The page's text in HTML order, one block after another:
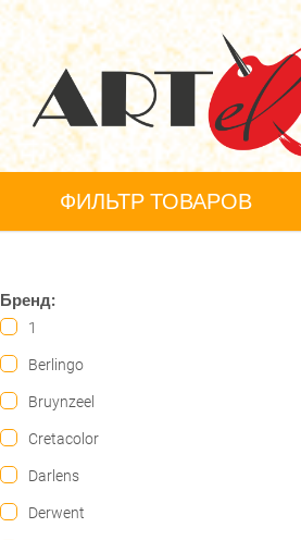
ФИЛЬТР ТОВАРОВ
Бренд:
1
Berlingo
Bruynzeel
Cretacolor
Darlens
Derwent